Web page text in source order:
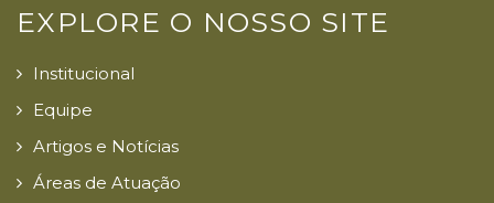
EXPLORE O NOSSO SITE
Institucional
Equipe
Artigos e Notícias
Áreas de Atuação